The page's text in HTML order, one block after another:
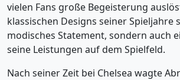
vielen Fans große Begeisterung
klassischen Designs seiner Spieljahre
modisches Statement, sondern auch
seine Leistungen auf dem Spielfeld.
Nach seiner Zeit bei Chelsea wagte